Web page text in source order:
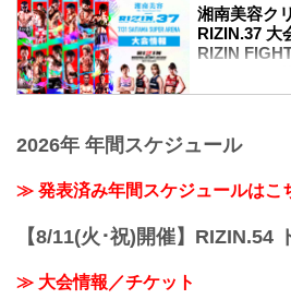
湘南美容ク
RIZIN.37 大
RIZIN
RIZIN.37 in
大会概要
湘南美容ク
日時
2026年 年間スケジュール
≫ 発表済み年間スケジュールはこ
【8/11(火･祝)開催】RIZIN.54
≫ 大会情報／チケット